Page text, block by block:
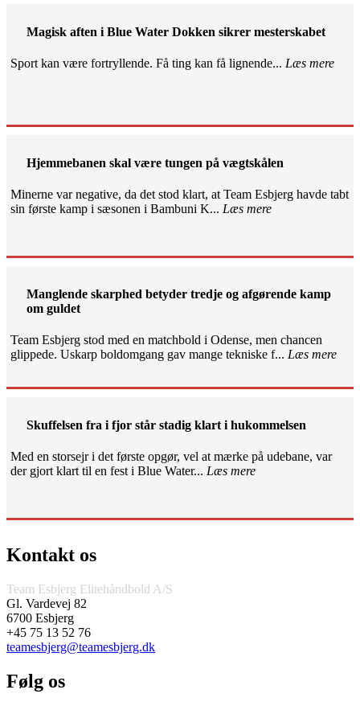
Magisk aften i Blue Water Dokken sikrer mesterskabet
Sport kan være fortryllende. Få ting kan få lignende... Læs mere
Hjemmebanen skal være tungen på vægtskålen
Minerne var negative, da det stod klart, at Team Esbjerg havde tabt
sin første kamp i sæsonen i Bambuni K... Læs mere
Manglende skarphed betyder tredje og afgørende kamp
om guldet
Team Esbjerg stod med en matchbold i Odense, men chancen
glippede. Uskarp boldomgang gav mange tekniske f... Læs mere
Skuffelsen fra i fjor står stadig klart i hukommelsen
Med en storsejr i det første opgør, vel at mærke på udebane, var
der gjort klart til en fest i Blue Water... Læs mere
Kontakt os
Team Esbjerg Elitehåndbold A/S
Gl. Vardevej 82
6700 Esbjerg
+45 75 13 52 76
teamesbjerg@teamesbjerg.dk
Følg os